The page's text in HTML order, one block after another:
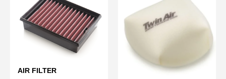
AIR FILTER